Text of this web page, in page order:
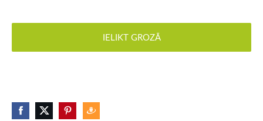
IELIKT GROZĀ